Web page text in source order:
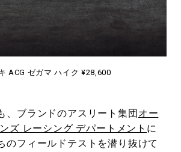
ACG ゼガマ ハイク ¥28,600
、ブランドのアスリート集団 オー
ズ レーシング デパートメント に
のフィールドテストを潜り抜けて